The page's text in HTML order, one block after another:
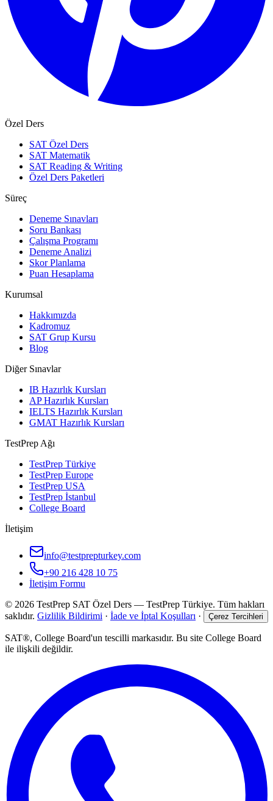
Özel Ders
SAT Özel Ders
SAT Matematik
SAT Reading & Writing
Özel Ders Paketleri
Süreç
Deneme Sınavları
Soru Bankası
Çalışma Programı
Deneme Analizi
Skor Planlama
Puan Hesaplama
Kurumsal
Hakkımızda
Kadromuz
SAT Grup Kursu
Blog
Diğer Sınavlar
IB Hazırlık Kursları
AP Hazırlık Kursları
IELTS Hazırlık Kursları
GMAT Hazırlık Kursları
TestPrep Ağı
TestPrep Türkiye
TestPrep Europe
TestPrep USA
TestPrep İstanbul
College Board
İletişim
info@testprepturkey.com
+90 216 428 10 75
İletişim Formu
© 2026 TestPrep SAT Özel Ders — TestPrep Türkiye. Tüm hakları
saklıdır. Gizlilik Bildirimi · İade ve İptal Koşulları · Çerez Tercihleri
SAT®, College Board'un tescilli markasıdır. Bu site College Board
ile ilişkili değildir.